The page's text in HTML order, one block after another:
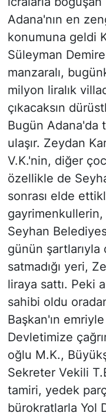
Adana'nın en
konumuna geldi
Süleyman
manzaralı,
milyon liralık
çıkacaksın
Bugün Adana'da
ulaşır. Zeydan
V.K.'nin, diğer
özellikle de
sonrası elde
gayrimenkullerin,
Seyhan
günün
satmadığı yeri,
liraya sattı. Peki
sahibi oldu
Başkan'ın
Devletimize
oğlu M.K.,
Sekreter Vekili
tamiri, yedek
bürokratlarla Yol